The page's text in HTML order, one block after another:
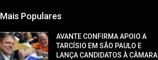
Mais Populares
AVANTE CONFIRMA APOIO A
TARCÍSIO EM SÃO PAULO E
LANÇA CANDIDATOS À CÂMARA